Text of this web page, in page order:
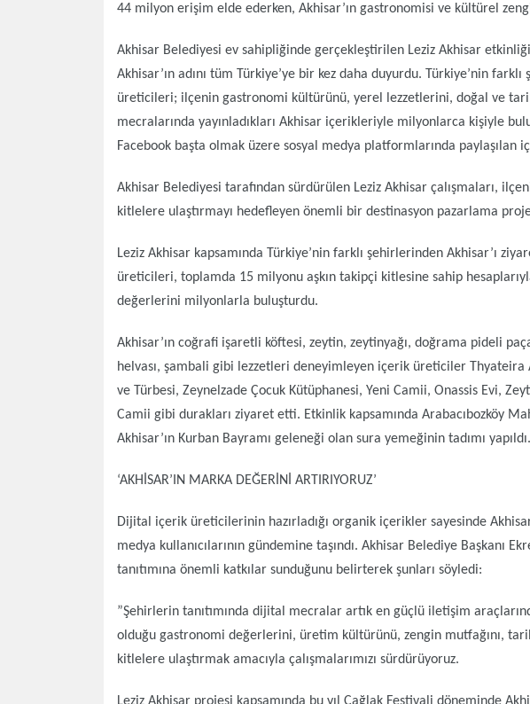
44 milyon erişim elde ederken, Akhisar’ın gastronomisi ve kültürel
Akhisar Belediyesi ev sahipliğinde gerçekleştirilen Leziz Akhisar
Akhisar’ın adını tüm Türkiye’ye bir kez daha duyurdu. Türkiye’nin
üreticileri; ilçenin gastronomi kültürünü, yerel lezzetlerini, doğal ve
mecralarında yayınladıkları Akhisar içerikleriyle milyonlarca kişiyle
Facebook başta olmak üzere sosyal medya platformlarında
Akhisar Belediyesi tarafından sürdürülen Leziz Akhisar çalışmaları,
kitlelere ulaştırmayı hedefleyen önemli bir destinasyon pazarlama
Leziz Akhisar kapsamında Türkiye’nin farklı şehirlerinden Akhisar’ı
üreticileri, toplamda 15 milyonu aşkın takipçi kitlesine sahip
değerlerini milyonlarla buluşturdu.
Akhisar’ın coğrafi işaretli köftesi, zeytin, zeytinyağı, doğrama pideli
helvası, şambali gibi lezzetleri deneyimleyen içerik üreticiler Thyateira
ve Türbesi, Zeynelzade Çocuk Kütüphanesi, Yeni Camii, Onassis Evi,
Camii gibi durakları ziyaret etti. Etkinlik kapsamında Arabacıbozköy
Akhisar’ın Kurban Bayramı geleneği olan sura yemeğinin tadımı yapıldı.
‘AKHİSAR’IN MARKA DEĞERİNİ ARTIRIYORUZ’
Dijital içerik üreticilerinin hazırladığı organik içerikler sayesinde
medya kullanıcılarının gündemine taşındı. Akhisar Belediye Başkanı
tanıtımına önemli katkılar sunduğunu belirterek şunları söyledi:
”Şehirlerin tanıtımında dijital mecralar artık en güçlü iletişim
olduğu gastronomi değerlerini, üretim kültürünü, zengin mutfağını,
kitlelere ulaştırmak amacıyla çalışmalarımızı sürdürüyoruz.